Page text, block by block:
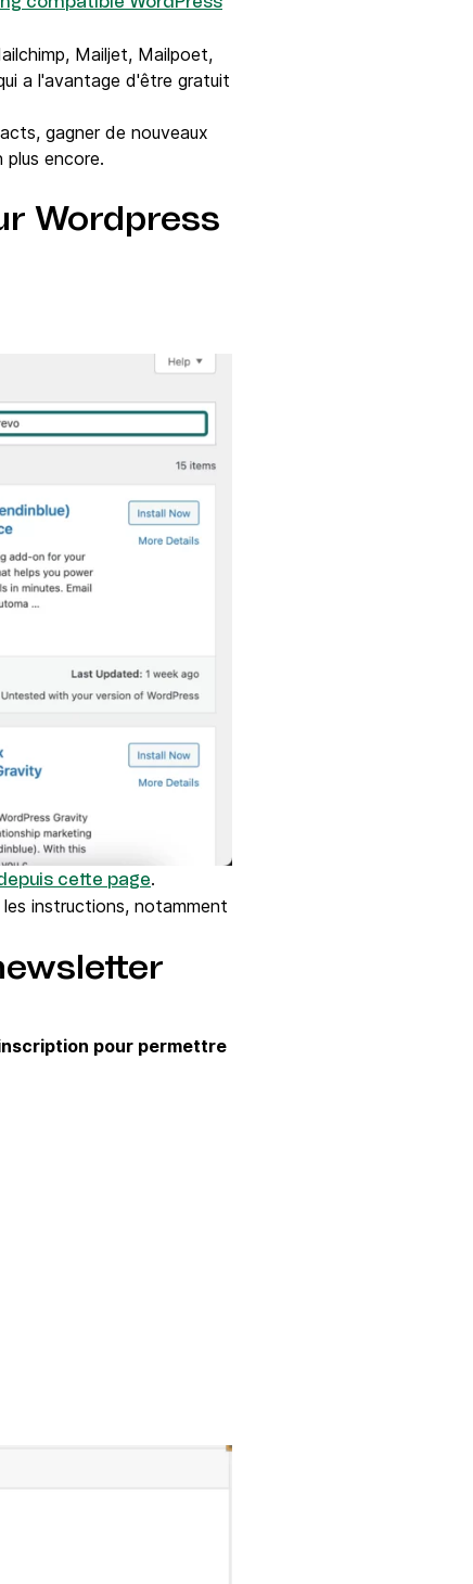
Mailjet, Mailpoet,
a l'avantage d'être gratuit
gagner de nouveaux
encore.
Wordpress
cette page.
instructions, notamment
pour permettre